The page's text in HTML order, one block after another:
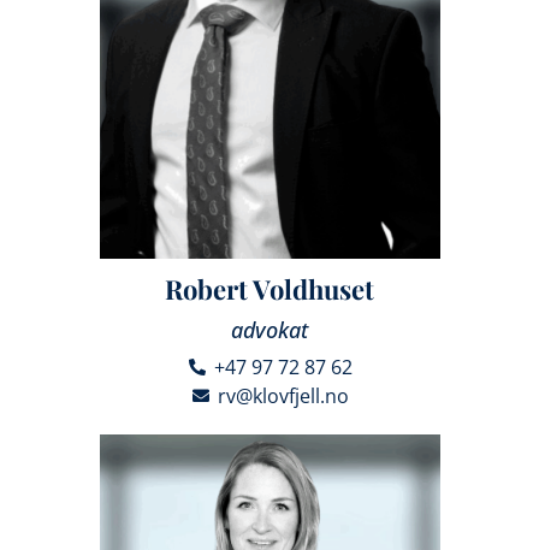
Robert Voldhuset
advokat
+47 97 72 87 62
rv@klovfjell.no